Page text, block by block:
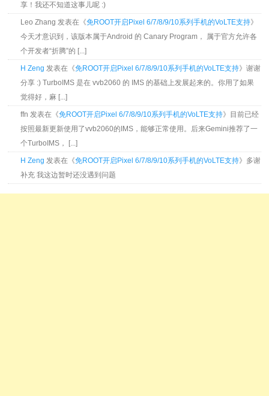
享！我还不知道这事儿呢 :)
Leo Zhang 发表在《免ROOT开启Pixel 6/7/8/9/10系列手机的VoLTE支持》
今天才意识到，该版本属于Android 的 Canary Program， 属于官方允许各
个开发者“折腾”的 [...]
H Zeng 发表在《免ROOT开启Pixel 6/7/8/9/10系列手机的VoLTE支持》谢谢
分享 :) TurboIMS 是在 vvb2060 的 IMS 的基础上发展起来的。你用了如果
觉得好，麻 [...]
ffn 发表在《免ROOT开启Pixel 6/7/8/9/10系列手机的VoLTE支持》目前已经
按照最新更新使用了vvb2060的IMS，能够正常使用。后来Gemini推荐了一
个TurboIMS， [...]
H Zeng 发表在《免ROOT开启Pixel 6/7/8/9/10系列手机的VoLTE支持》多谢
补充 我这边暂时还没遇到问题